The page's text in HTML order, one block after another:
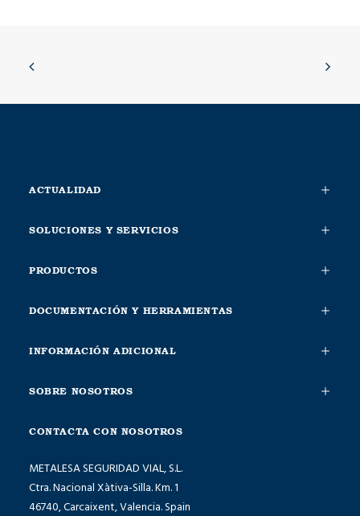
ACTUALIDAD
SOLUCIONES Y SERVICIOS
PRODUCTOS
DOCUMENTACIÓN Y HERRAMIENTAS
INFORMACIÓN ADICIONAL
SOBRE NOSOTROS
CONTACTA CON NOSOTROS
METALESA SEGURIDAD VIAL, S.L.
Ctra. Nacional Xàtiva-Silla. Km. 1
46740, Carcaixent, Valencia. Spain